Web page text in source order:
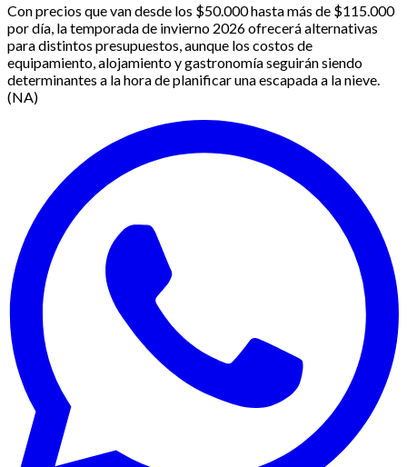
Con precios que van desde los $50.000 hasta más de $115.000
por día, la temporada de invierno 2026 ofrecerá alternativas
para distintos presupuestos, aunque los costos de
equipamiento, alojamiento y gastronomía seguirán siendo
determinantes a la hora de planificar una escapada a la nieve.
(NA)